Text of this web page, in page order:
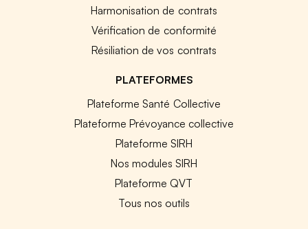
Harmonisation de contrats
Vérification de conformité
Résiliation de vos contrats
PLATEFORMES
Plateforme Santé Collective
Plateforme Prévoyance collective
Plateforme SIRH
Nos modules SIRH
Plateforme QVT
Tous nos outils